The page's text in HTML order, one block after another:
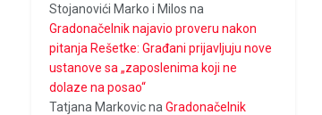
Stojanovići Marko i Milos na
Gradonačelnik najavio proveru nakon
pitanja Rešetke: Građani prijavljuju nove
ustanove sa „zaposlenima koji ne
dolaze na posao“
Tatjana MarkovicnaGradonačelnik